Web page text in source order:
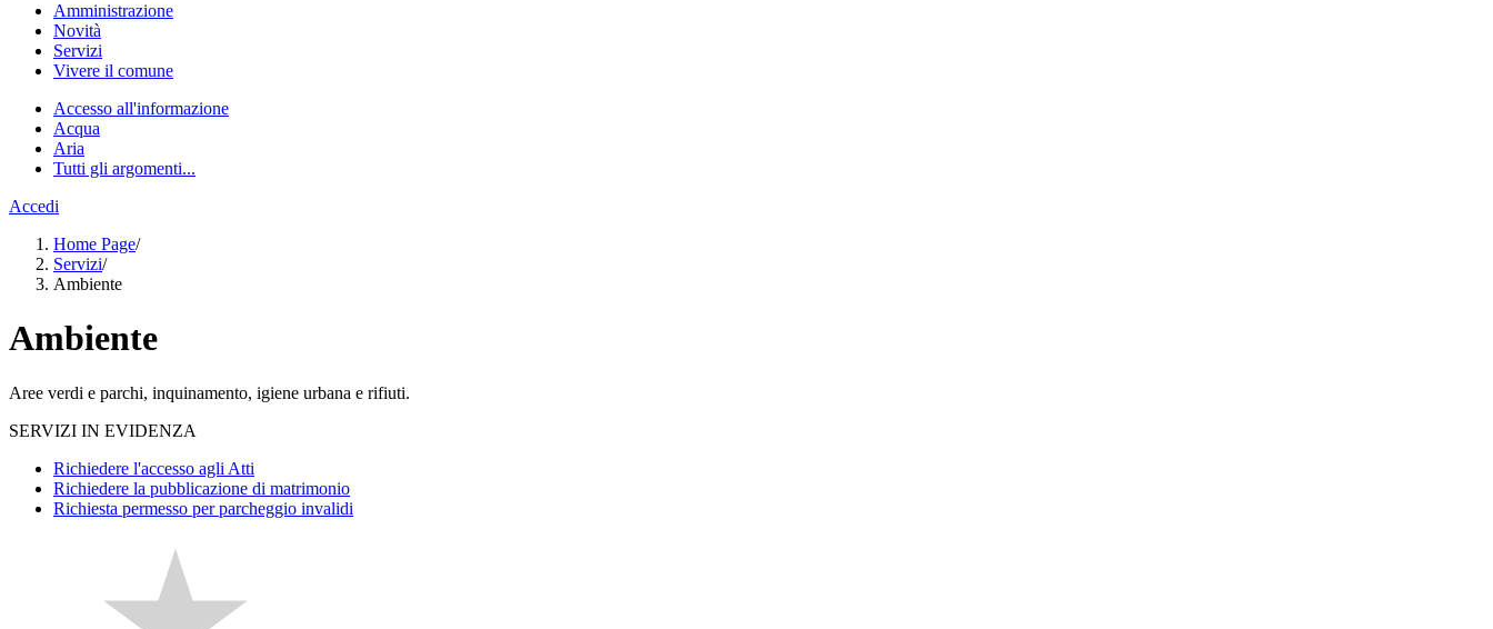
Amministrazione
Novità
Servizi
Vivere il comune
Accesso all'informazione
Acqua
Aria
Tutti gli argomenti...
Accedi
Home Page/
Servizi/
Ambiente
Ambiente
Aree verdi e parchi, inquinamento, igiene urbana e rifiuti.
SERVIZI IN EVIDENZA
Richiedere l'accesso agli Atti
Richiedere la pubblicazione di matrimonio
Richiesta permesso per parcheggio invalidi